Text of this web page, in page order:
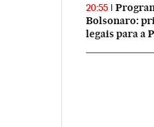
20:55
Bolsonaro:
legais para a